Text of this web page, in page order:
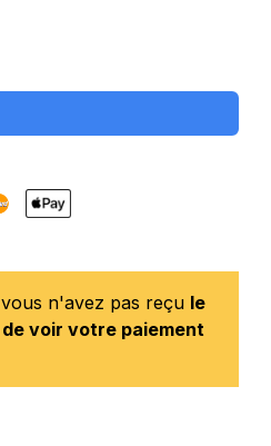
n'avez pas reçu le
voir votre paiement